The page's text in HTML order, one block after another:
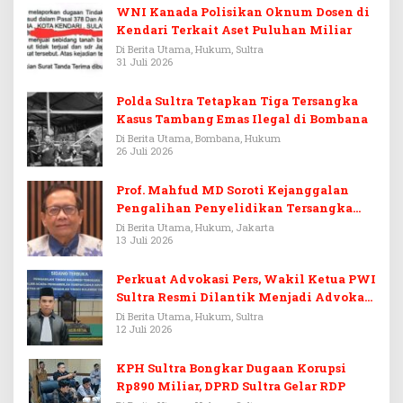
WNI Kanada Polisikan Oknum Dosen di
Kendari Terkait Aset Puluhan Miliar
Di Berita Utama, Hukum, Sultra
31 Juli 2026
Polda Sultra Tetapkan Tiga Tersangka
Kasus Tambang Emas Ilegal di Bombana
Di Berita Utama, Bombana, Hukum
26 Juli 2026
Prof. Mahfud MD Soroti Kejanggalan
Pengalihan Penyelidikan Tersangka
Febrie Adriansyah
Di Berita Utama, Hukum, Jakarta
13 Juli 2026
Perkuat Advokasi Pers, Wakil Ketua PWI
Sultra Resmi Dilantik Menjadi Advokat
PERADI
Di Berita Utama, Hukum, Sultra
12 Juli 2026
KPH Sultra Bongkar Dugaan Korupsi
Rp890 Miliar, DPRD Sultra Gelar RDP